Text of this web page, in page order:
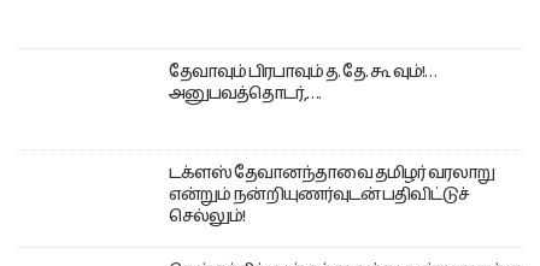
தேவாவும் பிரபாவும் த. தே. கூ வும்!…
அனுபவத்தொடர்,….
டக்ளஸ் தேவானந்தாவை தமிழர் வரலாறு
என்றும் நன்றியுணர்வுடன் பதிவிட்டுச்
செல்லும்!